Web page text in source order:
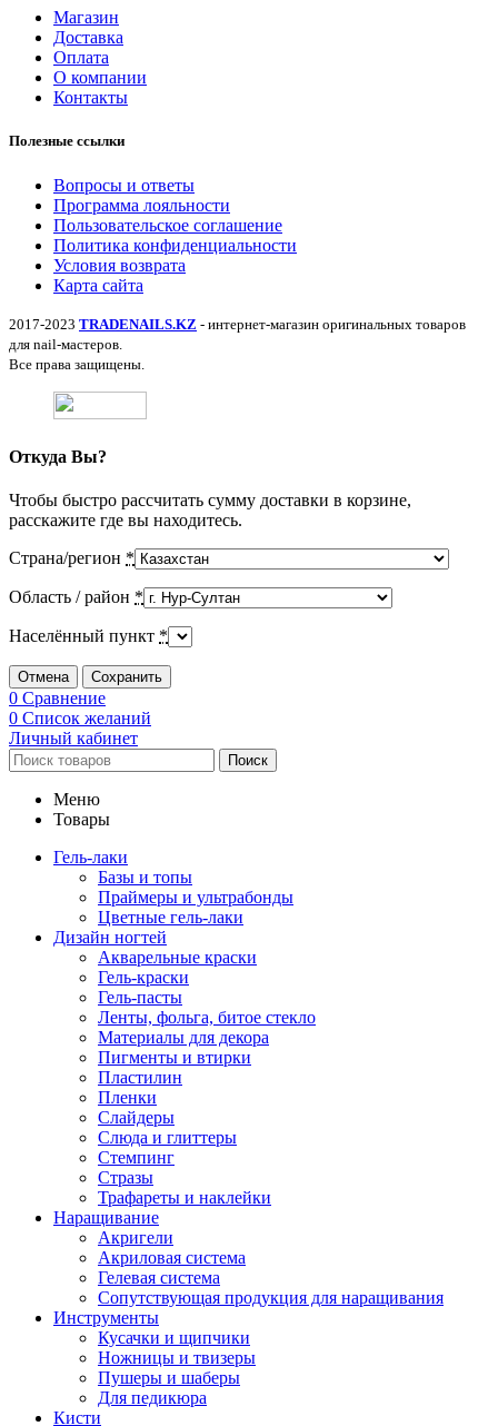
Магазин
Доставка
Оплата
О компании
Контакты
Полезные ссылки
Вопросы и ответы
Программа лояльности
Пользовательское соглашение
Политика конфиденциальности
Условия возврата
Карта сайта
2017-2023 TRADENAILS.KZ - интернет-магазин оригинальных товаров
для nail-мастеров.
Все права защищены.
Откуда Вы?
Чтобы быстро рассчитать сумму доставки в корзине,
расскажите где вы находитесь.
Страна/регион *
Область / район *
Населённый пункт *
Отмена Сохранить
0 Сравнение
0 Список желаний
Личный кабинет
Поиск
Меню
Товары
Гель-лаки
Базы и топы
Праймеры и ультрабонды
Цветные гель-лаки
Дизайн ногтей
Акварельные краски
Гель-краски
Гель-пасты
Ленты, фольга, битое стекло
Материалы для декора
Пигменты и втирки
Пластилин
Пленки
Слайдеры
Слюда и глиттеры
Стемпинг
Стразы
Трафареты и наклейки
Наращивание
Акригели
Акриловая система
Гелевая система
Сопутствующая продукция для наращивания
Инструменты
Кусачки и щипчики
Ножницы и твизеры
Пушеры и шаберы
Для педикюра
Кисти